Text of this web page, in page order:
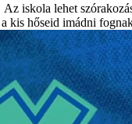
Az iskola lehet
a kis hőseid imádni